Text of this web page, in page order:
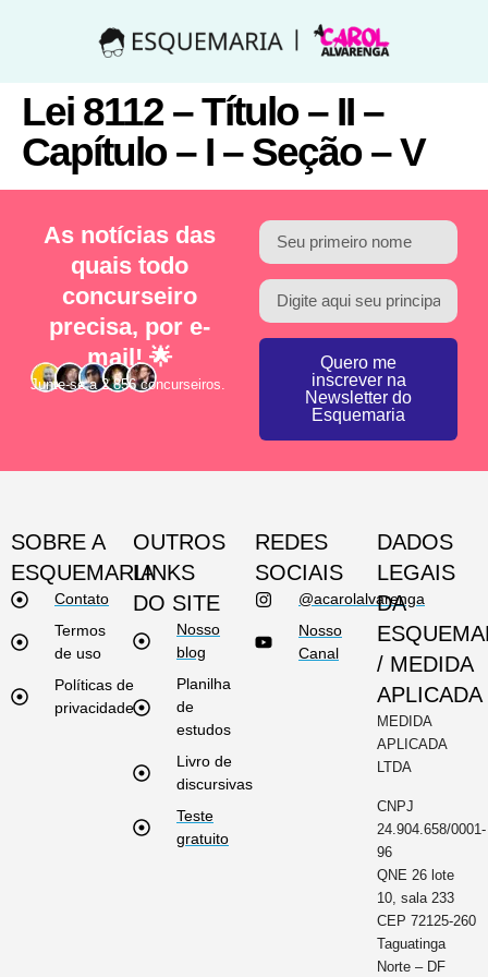
Lei 8112 – Título – II –
Capítulo – I – Seção – V
As notícias das
quais todo
concurseiro
precisa, por e-
mail! 🌟
Junte-se a 2.856 concurseiros.
Quero me
inscrever na
Newsletter do
Esquemaria
SOBRE A
ESQUEMARIA
Contato
Termos
de uso
Políticas de
privacidade
OUTROS
LINKS
DO SITE
Nosso
blog
Planilha
de
estudos
Livro de
discursivas
Teste
gratuito
REDES
SOCIAIS
@acarolalvarenga
Nosso
Canal
DADOS
LEGAIS
DA
/ MEDIDA
APLICADA
MEDIDA
APLICADA
LTDA
CNPJ
24.904.658/0001-
96
QNE 26 lote
10, sala 233
CEP 72125-260
Taguatinga
Norte – DF